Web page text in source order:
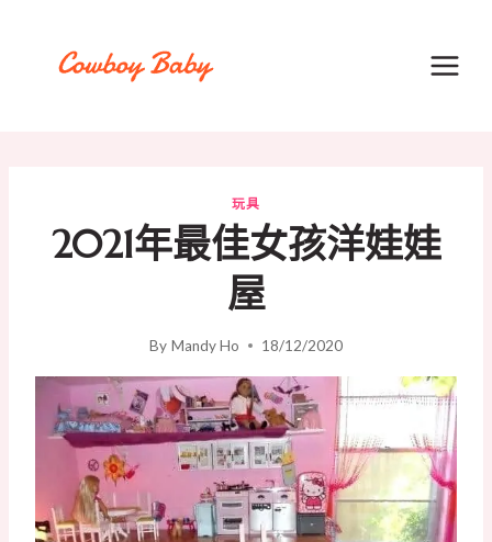
content
玩具
2021年最佳女孩洋娃娃
屋
By Mandy Ho 18/12/2020